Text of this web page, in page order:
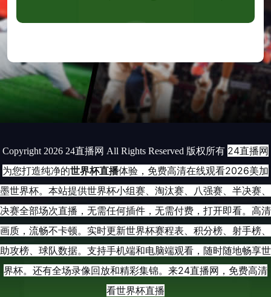
Copyright 2026 24直播网 All Rights Reserved 版权所有 24直播网
为您打造纯净的世界杯直播体验，免费高清在线观看2026美加
墨世界杯。本站提供世界杯小组赛、淘汰赛、八强赛、半决赛、
决赛全部场次直播，无需任何插件，无需付费，打开即看。高清
画质，流畅不卡顿。实时更新世界杯赛程表、积分榜、射手榜、
助攻榜、球队数据。支持手机端和电脑端观看，随时随地畅享世
界杯。还有全场录像回放和精彩集锦。来24直播网，免费高清
看世界杯直播